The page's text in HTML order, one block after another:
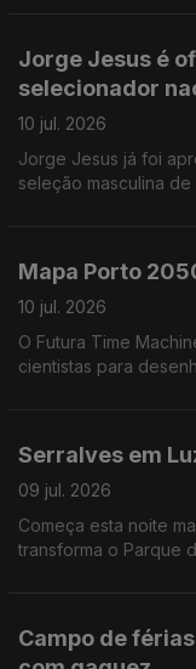
Jorge Jesus é
selecionador
10 jul. 2026
Jorge Jesus já foi
seleção masculina
Mapa Porto
10 jul. 2026
O Futura Time
cientistas para
Serralves em
09 jul. 2026
Começa esta noite
transforma o Parque
Campo de